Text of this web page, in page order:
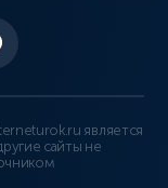
является
сайты не